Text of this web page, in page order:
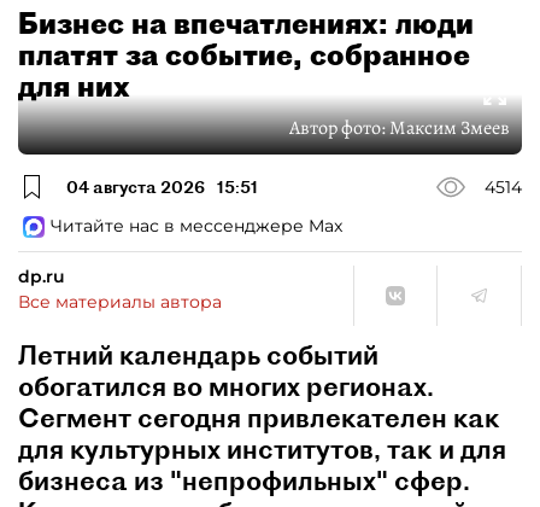
Бизнес на впечатлениях: люди
платят за событие, собранное
для них
Автор фото:Максим Змеев
04 августа 2026 15:51
4514
Читайте нас в мессенджере Max
dp.ru
Все материалы автора
Летний календарь событий
обогатился во многих регионах.
Сегмент сегодня привлекателен как
для культурных институтов, так и для
бизнеса из "непрофильных" сфер.